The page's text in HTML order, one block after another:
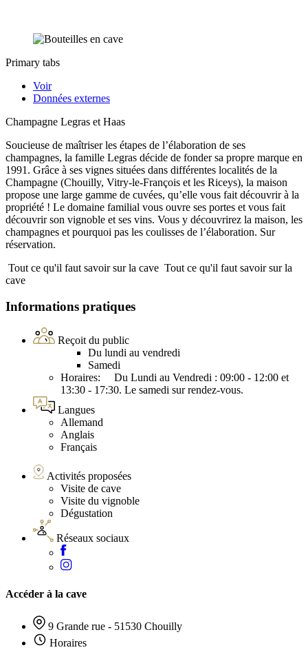
Primary tabs
Voir
Données externes
Champagne Legras et Haas
Soucieuse de maîtriser les étapes de l’élaboration de ses
champagnes, la famille Legras décide de fonder sa propre marque en
1991. Grâce à ses vignes situées dans différentes localités de la
Champagne (Chouilly, Vitry-le-François et les Riceys), la maison
propose une large gamme de cuvées, qu’elle vous fait découvrir à la
propriété ! Le domaine familial vous ouvre ses portes et vous fait
découvrir son vignoble et ses vins. Vous y découvrirez la maison, les
champagnes et pourquoi pas les coulisses de l’élaboration. Sur
réservation.
Tout ce qu'il faut savoir sur la cave Tout ce qu'il faut savoir sur la
cave
Informations pratiques
Reçoit du public
Du lundi au vendredi
Samedi
Horaires: Du Lundi au Vendredi : 09:00 - 12:00 et
13:30 - 17:30. Le samedi sur rendez-vous.
Langues
Allemand
Anglais
Français
Activités proposées
Visite de cave
Visite du vignoble
Dégustation
Réseaux sociaux
Accéder à la cave
9 Grande rue - 51530 Chouilly
Horaires